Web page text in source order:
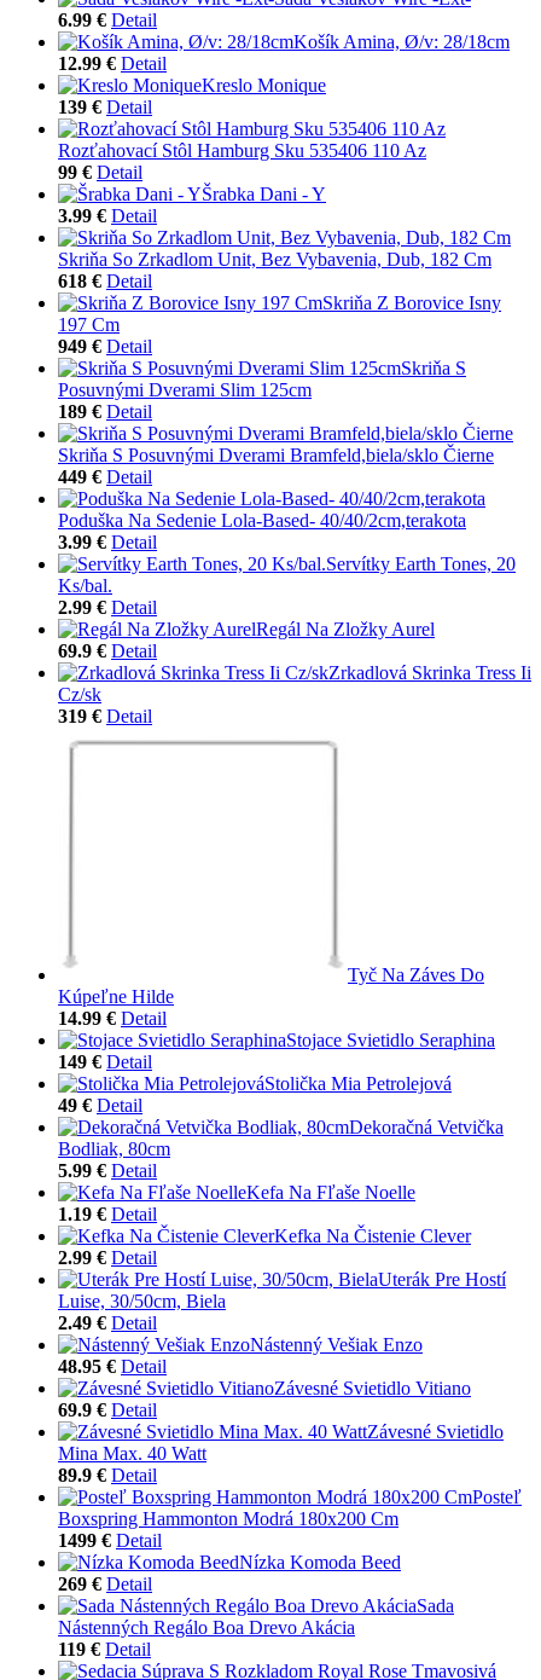
6.99 € Detail
Košík Amina, Ø/v: 28/18cm
12.99 € Detail
Kreslo Monique
139 € Detail
Rozťahovací Stôl Hamburg Sku 535406 110 Az
99 € Detail
Šrabka Dani - Y
3.99 € Detail
Skriňa So Zrkadlom Unit, Bez Vybavenia, Dub, 182 Cm
618 € Detail
Skriňa Z Borovice Isny
197 Cm
949 € Detail
Skriňa S
Posuvnými Dverami Slim 125cm
189 € Detail
Skriňa S Posuvnými Dverami Bramfeld,biela/sklo Čierne
449 € Detail
Poduška Na Sedenie Lola-Based- 40/40/2cm,terakota
3.99 € Detail
Servítky Earth Tones, 20
Ks/bal.
2.99 € Detail
Regál Na Zložky Aurel
69.9 € Detail
Zrkadlová Skrinka Tress Ii
Cz/sk
319 € Detail
Tyč Na Záves Do
Kúpeľne Hilde
14.99 € Detail
Stojace Svietidlo Seraphina
149 € Detail
Stolička Mia Petrolejová
49 € Detail
Dekoračná Vetvička
Bodliak, 80cm
5.99 € Detail
Kefa Na Fľaše Noelle
1.19 € Detail
Kefka Na Čistenie Clever
2.99 € Detail
Uterák Pre Hostí
Luise, 30/50cm, Biela
2.49 € Detail
Nástenný Vešiak Enzo
48.95 € Detail
Závesné Svietidlo Vitiano
69.9 € Detail
Závesné Svietidlo
Mina Max. 40 Watt
89.9 € Detail
Posteľ
Boxspring Hammonton Modrá 180x200 Cm
1499 € Detail
Nízka Komoda Beed
269 € Detail
Sada
Nástenných Regálo Boa Drevo Akácia
119 € Detail